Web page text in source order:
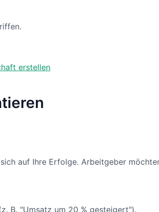
erstellen
auf Ihre Erfolge. Arbeitgeber
B. "Umsatz um 20 % gesteigert").